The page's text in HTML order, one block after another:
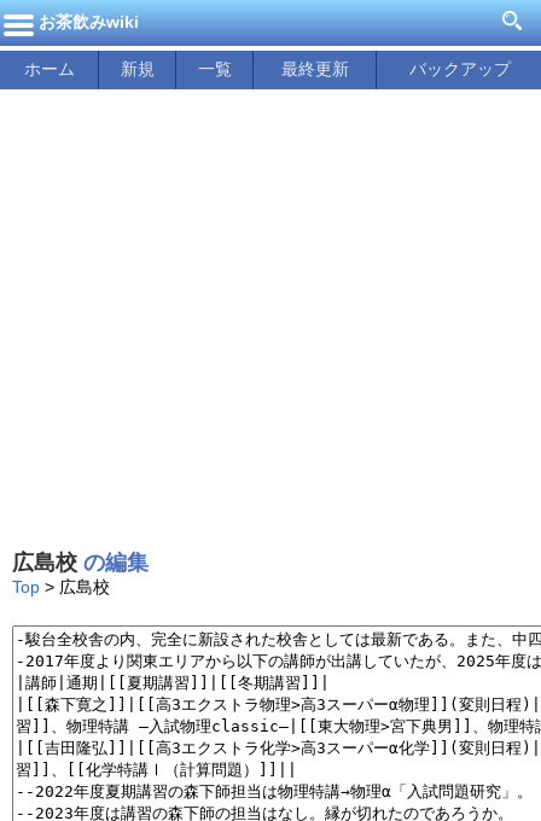
お茶飲みwiki
ホーム 新規 一覧 最終更新 バックアップ
広島校 の編集
Top > 広島校